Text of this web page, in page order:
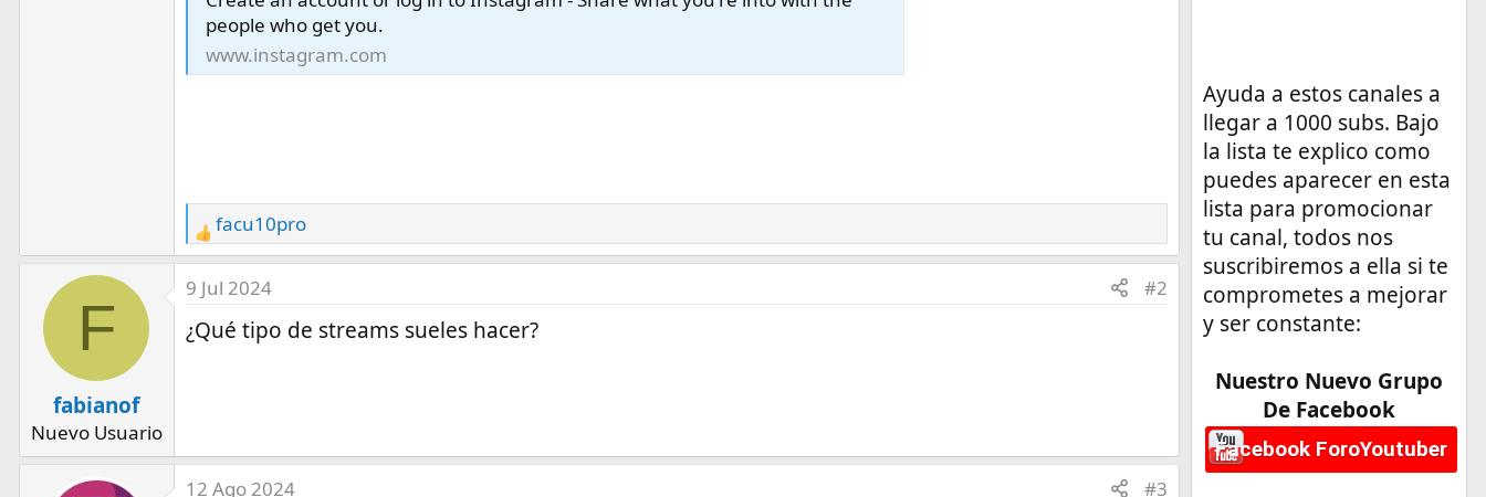
people who get you.
www.instagram.com
R
e
a
c
t
:
facu10pro
F
fabianof
Nuevo Usuario
9 Jul 2024 #2
¿Qué tipo de streams sueles hacer?
12 Ago 2024 #3
Ayuda a estos canales a
llegar a 1000 subs. Bajo
la lista te explico como
puedes aparecer en esta
lista para promocionar
tu canal, todos nos
suscribiremos a ella si te
comprometes a mejorar
y ser constante:
Nuestro Nuevo Grupo
De Facebook
Facebook ForoYoutuber